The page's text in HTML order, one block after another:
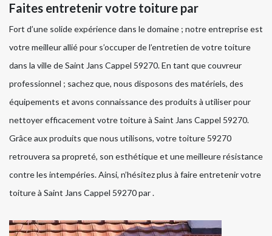
Faites entretenir votre toiture par
Fort d’une solide expérience dans le domaine ; notre entreprise est
votre meilleur allié pour s’occuper de l’entretien de votre toiture
dans la ville de Saint Jans Cappel 59270. En tant que couvreur
professionnel ; sachez que, nous disposons des matériels, des
équipements et avons connaissance des produits à utiliser pour
nettoyer efficacement votre toiture à Saint Jans Cappel 59270.
Grâce aux produits que nous utilisons, votre toiture 59270
retrouvera sa propreté, son esthétique et une meilleure résistance
contre les intempéries. Ainsi, n’hésitez plus à faire entretenir votre
toiture à Saint Jans Cappel 59270 par .